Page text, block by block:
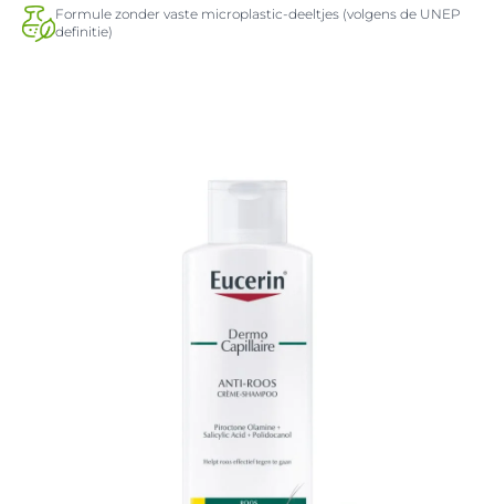
Formule zonder vaste microplastic-deeltjes (volgens de UNEP
definitie)